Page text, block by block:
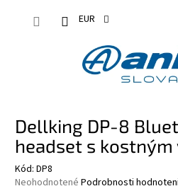
EUR
Dellking DP-8
headset s
Kód: DP8
Priemerné
Neohodnotené Podrobnosti